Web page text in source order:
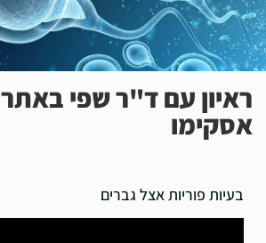
ראיון עם ד"ר שפי באתר
אסקימו
בעיות פוריות אצל גברים